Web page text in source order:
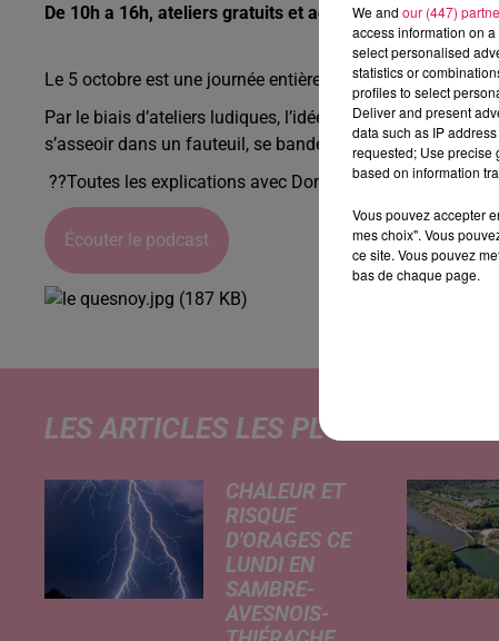
De 10h a 16h, ateliers gratuits et accessibles à tous le 5
Le 5 octobre est une journée entière dédiée à la
Par le biais d’ateliers ludiques, l’idée est d’approcher
s’asseoir dans un fauteuil, se bander les yeux, etc ...)
??Toutes les explications avec Dominique Gérard :
Écouter le podcast
LES ARTICLES LES PLUS
CHALEUR ET
RISQUE
D'ORAGES CE
LUNDI EN
SAMBRE-
AVESNOIS-
We and our (447)
access information on
select personalised
statistics or
profiles to select
Deliver and present
data such as IP
requested; Use precise
based on information
Vous pouvez accepter
mes choix". Vous
ce site. Vous pouvez
bas de chaque page.